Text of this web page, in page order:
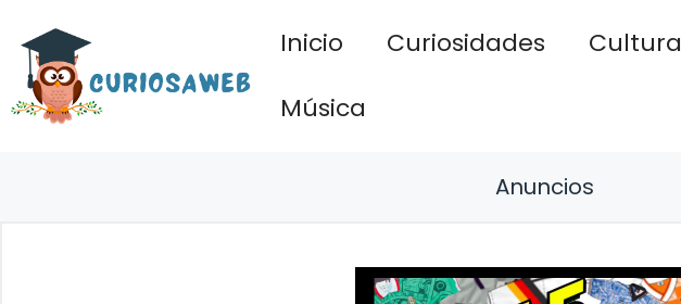
contenido
Inicio Curiosidades Cultura
Música
Anuncios